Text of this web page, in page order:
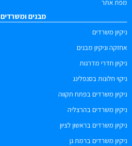
מפת אתר
מבנים ומשרדים
ניקיון משרדים
אחזקה וניקיון מבנים
ניקיון חדרי מדרגות
ניקוי חלונות בסנפלינג
ניקיון משרדים בפתח תקווה
ניקיון משרדים בהרצליה
ניקיון משרדים בראשון לציון
ניקיון משרדים ברמת גן